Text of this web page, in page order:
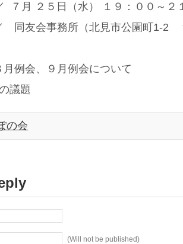
月 ２５日（水） １９：００～２
同友会事務所（北見市公園町1-2
９月例会について
題
の会
(Will not be published)